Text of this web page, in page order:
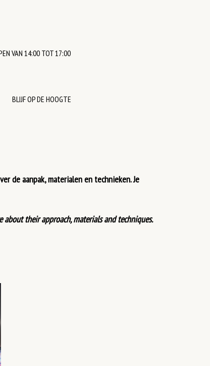
VAN 14:00 TOT 17:00
BLIJF OP DE HOOGTE
de aanpak, materialen en technieken. Je
their approach, materials and techniques.